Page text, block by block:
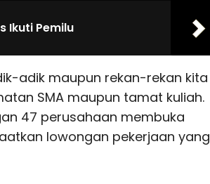
Ikuti Pemilu
adik maupun rekan-rekan kita
SMA maupun tamat kuliah.
47 perusahaan membuka
lowongan pekerjaan yang